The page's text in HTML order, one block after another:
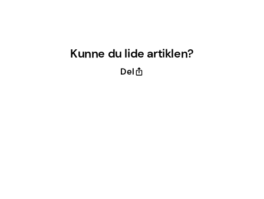
Kunne du lide artiklen?
Del